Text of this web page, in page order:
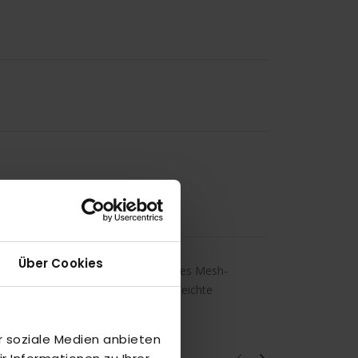
Über Cookies
soziale Medien anbieten
Eigenschaften: • Atmungsaktives Mesh-
für lang anhaltende, federleichte